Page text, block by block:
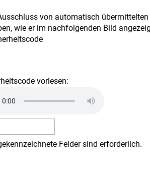
von automatisch
wie er im nachfolgenden Bild
vorlesen:
Felder sind erforderlich.